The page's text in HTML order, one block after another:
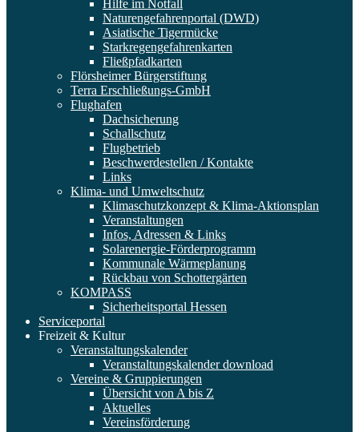
Hilfe im Notfall
Naturengefahrenportal (DWD)
Asiatische Tigermücke
Starkregengefahrenkarten
Fließpfadkarten
Flörsheimer Bürgerstiftung
Terra Erschließungs-GmbH
Flughafen
Dachsicherung
Schallschutz
Flugbetrieb
Beschwerdestellen / Kontakte
Links
Klima- und Umweltschutz
Klimaschutzkonzept & Klima-Aktionsplan
Veranstaltungen
Infos, Adressen & Links
Solarenergie-Förderprogramm
Kommunale Wärmeplanung
Rückbau von Schottergärten
KOMPASS
Sicherheitsportal Hessen
Serviceportal
Freizeit & Kultur
Veranstaltungskalender
Veranstaltungskalender download
Vereine & Gruppierungen
Übersicht von A bis Z
Aktuelles
Vereinsförderung